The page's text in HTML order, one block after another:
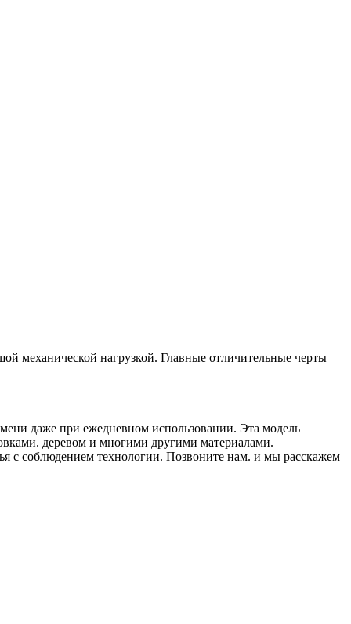
механической нагрузкой. Главные отличительные черты
даже при ежедневном использовании. Эта модель
деревом и многими другими материалами.
с соблюдением технологии. Позвоните нам. и мы расскажем